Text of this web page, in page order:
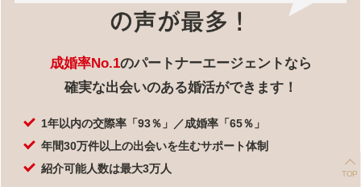
成婚率No.1のパートナーエージェントなら
確実な出会いのある婚活ができます！
1年以内の交際率「93％」／成婚率「65％」
年間30万件以上の出会いを生むサポート体制
紹介可能人数は最大3万人
TOP